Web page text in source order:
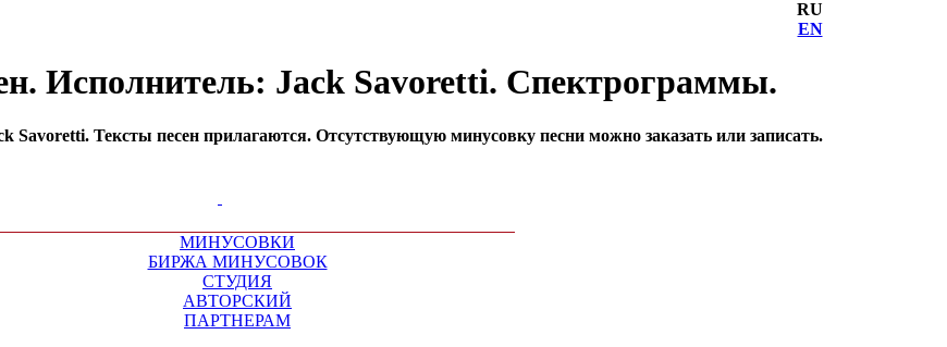
RU
EN
Исполнитель: Jack Savoretti. Спектрограммы.
Savoretti. Тексты песен прилагаются. Отсутствующую минусовку песни можно заказать или записать.
МИНУСОВКИ
БИРЖА МИНУСОВОК
СТУДИЯ
АВТОРСКИЙ
ПАРТНЕРАМ